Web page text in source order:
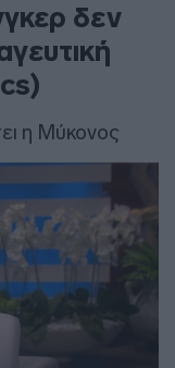
δεν
η Μύκονος